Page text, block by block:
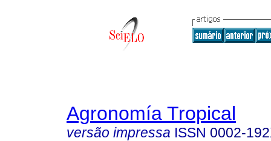
Agronomía Tropical
versão impressa ISSN 0002-